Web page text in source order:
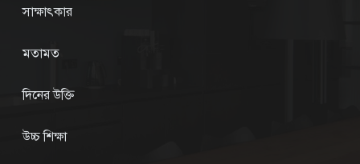
সাক্ষাৎকার
মতামত
দিনের উক্তি
উচ্চ শিক্ষা